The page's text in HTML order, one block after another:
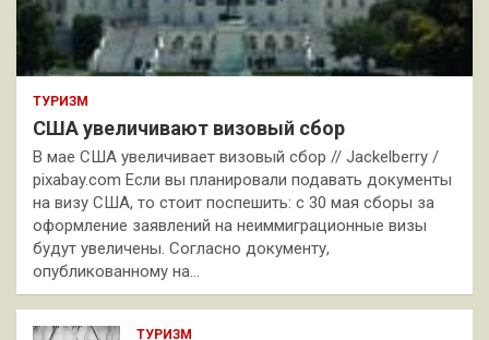
ТУРИЗМ
США увеличивают визовый сбор
В мае США увеличивает визовый сбор // Jackelberry /
pixabay.com Если вы планировали подавать документы
на визу США, то стоит поспешить: с 30 мая сборы за
оформление заявлений на неиммиграционные визы
будут увеличены. Согласно документу,
опубликованному на…
ТУРИЗМ